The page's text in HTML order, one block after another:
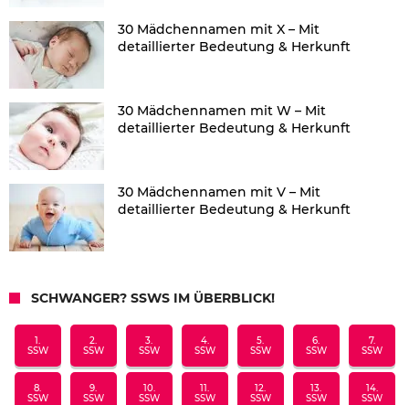
30 Mädchennamen mit X – Mit
detaillierter Bedeutung & Herkunft
30 Mädchennamen mit W – Mit
detaillierter Bedeutung & Herkunft
30 Mädchennamen mit V – Mit
detaillierter Bedeutung & Herkunft
SCHWANGER? SSWS IM ÜBERBLICK!
1.
SSW
2.
SSW
3.
SSW
4.
SSW
5.
SSW
6.
SSW
7.
SSW
8.
SSW
9.
SSW
10.
SSW
11.
SSW
12.
SSW
13.
SSW
14.
SSW